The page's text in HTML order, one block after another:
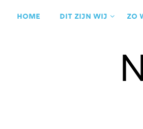
Home Dit zijn wij Zo